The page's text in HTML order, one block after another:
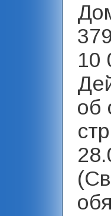
10
об